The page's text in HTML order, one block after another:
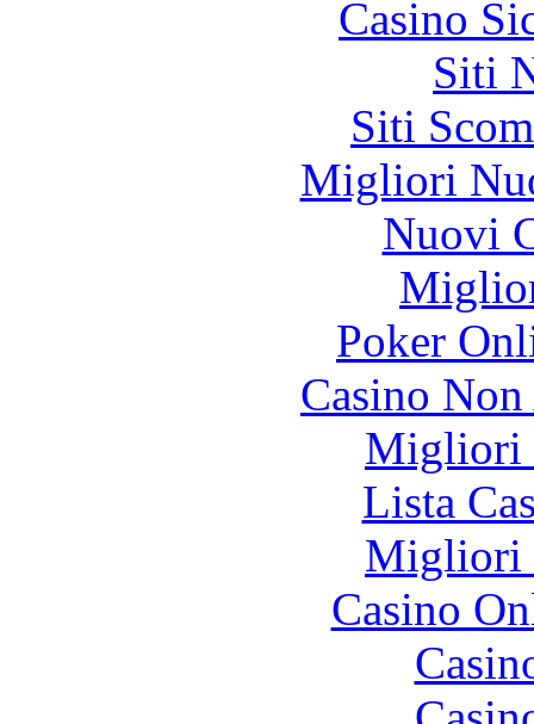
Casino
Siti
Siti
Migliori
Nuovi
Poker
Casino
Migliori
Lista
Migliori
Casino